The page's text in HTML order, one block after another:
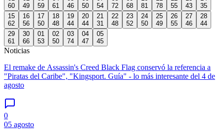
60
49
59
61
46
50
54
72
68
81
78
55
43
35
15
62
16
56
17
50
18
48
19
44
20
44
21
31
22
48
23
52
24
50
25
49
26
55
27
46
28
44
29
61
30
66
01
53
02
50
03
74
04
47
05
45
Noticias
El remake de Assassin's Creed Black Flag conservó la referencia a
"Piratas del Caribe", "Kingsport. Guía" - lo más interesante del 4 de
agosto
0
05 agosto